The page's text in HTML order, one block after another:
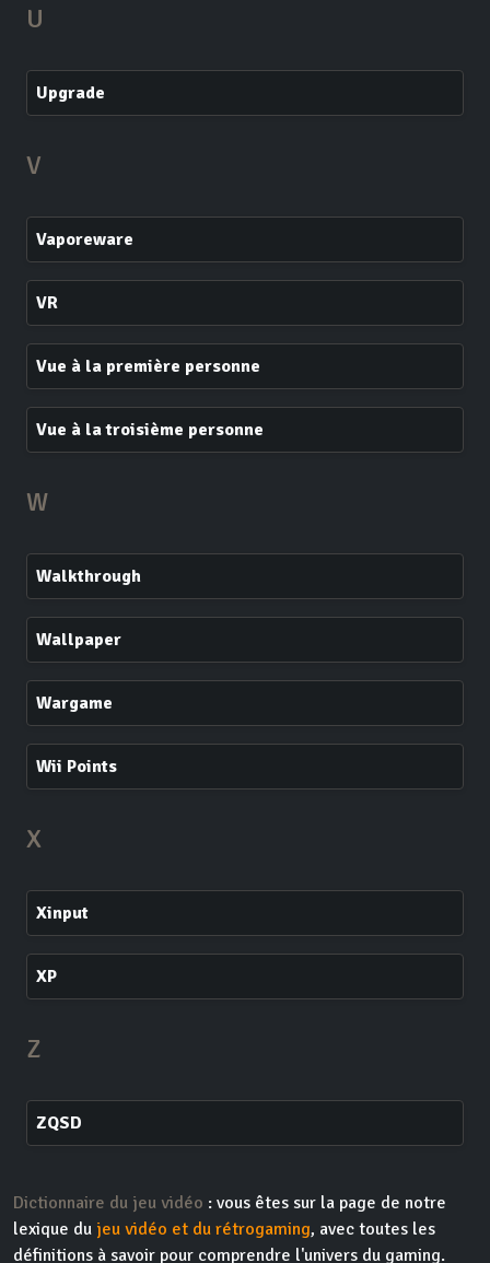
U
Upgrade
V
Vaporeware
VR
Vue à la première personne
Vue à la troisième personne
W
Walkthrough
Wallpaper
Wargame
Wii Points
X
Xinput
XP
Z
ZQSD
Dictionnaire du jeu vidéo : vous êtes sur la page de notre
lexique du jeu vidéo et du rétrogaming, avec toutes les
définitions à savoir pour comprendre l'univers du gaming.